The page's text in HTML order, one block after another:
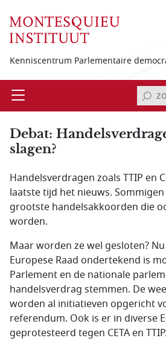
Kenniscentrum Parlementaire
Open
Debat:
slagen?
Handelsverdragen zoals TTIP en
laatste tijd het nieuws.
grootste handelsakkoorden die
worden.
Maar worden ze wel gesloten? Nu
Europese Raad ondertekend is
Parlement en de nationale
handelsverdrag stemmen. De
worden al initiatieven opgericht
referendum. Ook is er in diverse
geprotesteerd tegen CETA en TTIP.